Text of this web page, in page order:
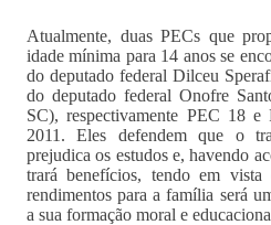
Atualmente, duas PECs que
idade mínima para 14 anos se
do deputado federal Dilceu
do deputado federal Onofre
SC), respectivamente PEC 18 e
2011. Eles defendem que o
prejudica os estudos e, havendo
trará benefícios, tendo em
rendimentos para a família será
a sua formação moral e